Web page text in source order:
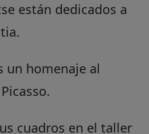
están dedicados a
un homenaje al
cuadros en el taller